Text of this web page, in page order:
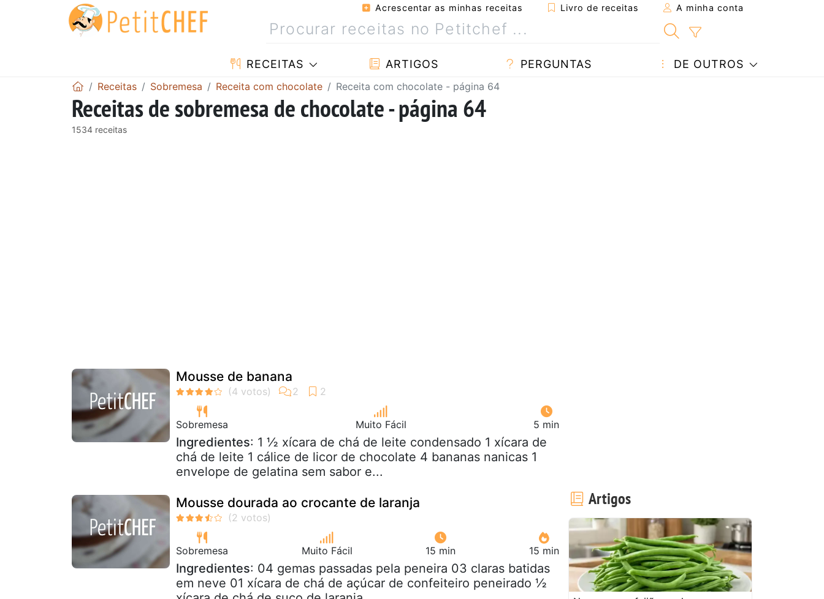
Acrescentar as minhas receitas Livro de receitas A minha conta
RECEITAS ARTIGOS PERGUNTAS DE OUTROS
Receitas Sobremesa Receita com chocolate Receita com chocolate - página 64
Receitas de sobremesa de chocolate - página 64
1534 receitas
Mousse de banana
Sobremesa Muito Fácil 5 min
Ingredientes: 1 ½ xícara de chá de leite condensado 1 xícara de
chá de leite 1 cálice de licor de chocolate 4 bananas nanicas 1
envelope de gelatina sem sabor e...
Mousse dourada ao crocante de laranja
Sobremesa Muito Fácil 15 min 15 min
Ingredientes: 04 gemas passadas pela peneira 03 claras batidas
em neve 01 xícara de chá de açúcar de confeiteiro peneirado ½
Artigos